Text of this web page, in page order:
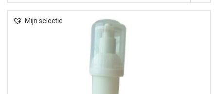
Mijn selectie